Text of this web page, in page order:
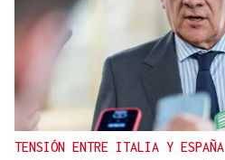
TENSIÓN ENTRE ITALIA Y ESPAÑA